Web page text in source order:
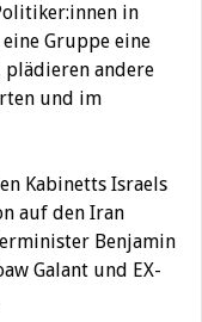
in
Gruppe eine
plädieren andere
und im
Kabinetts Israels
auf den Iran
Benjamin
Galant und EX-